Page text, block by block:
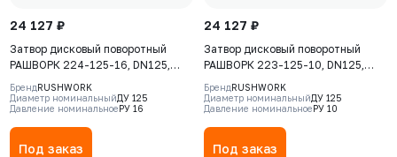
24 127 ₽
Затвор дисковый поворотный
РАШВОРК 224-125-16, DN125,
PN16, корпус - GJS-400-15
(GGG40), диск - GJS-400-15
(GGG40), уплотнение - EPDM, Ф/
Ф, рукоятка
БрендRUSHWORK
Диаметр номинальныйДУ 125
Давление номинальноеРУ 16
Под заказ
24 127 ₽
Затвор дисковый поворотный
РАШВОРК 223-125-10, DN125,
PN10, корпус - Чугун GJS-400-15
(GGG40), диск - GJS-400-15
(GGG40), уплотнение - EPDM, Ф/
Ф, рукоятка
БрендRUSHWORK
Диаметр номинальныйДУ 125
Давление номинальноеРУ 10
Под заказ